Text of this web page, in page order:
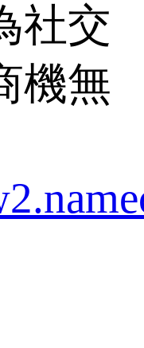
社交
機無